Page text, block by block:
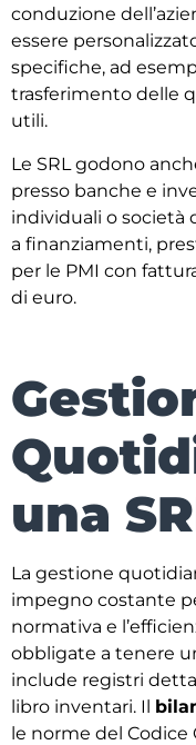
conduzione
essere
specifiche, ad
trasferimento delle
utili.
Le SRL godono
presso banche e
individuali o società
a finanziamenti,
per le PMI con
di euro.
una
La gestione
impegno costante
normativa e
obbligate a tenere
include registri
libro inventari. Il
le norme del Codice